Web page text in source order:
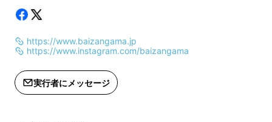
https://www.baizangama.jp
https://www.instagram.com/baizangama
実行者にメッセージ